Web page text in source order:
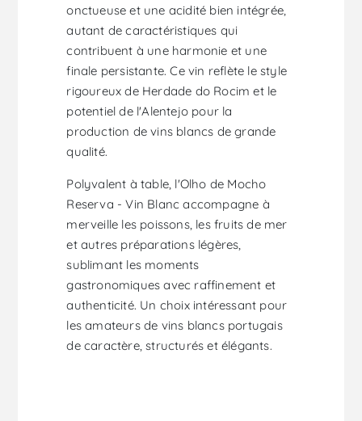
onctueuse et une acidité bien intégrée,
autant de caractéristiques qui
contribuent à une harmonie et une
finale persistante. Ce vin reflète le style
rigoureux de Herdade do Rocim et le
potentiel de l'Alentejo pour la
production de vins blancs de grande
qualité.
Polyvalent à table, l'Olho de Mocho
Reserva - Vin Blanc accompagne à
merveille les poissons, les fruits de mer
et autres préparations légères,
sublimant les moments
gastronomiques avec raffinement et
authenticité. Un choix intéressant pour
les amateurs de vins blancs portugais
de caractère, structurés et élégants.